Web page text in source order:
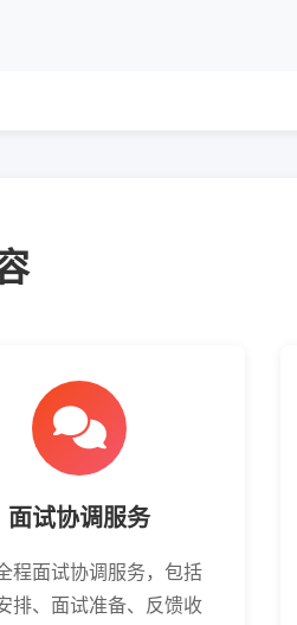
面试协调服务
程面试协调服务，包括
排、面试准备、反馈收